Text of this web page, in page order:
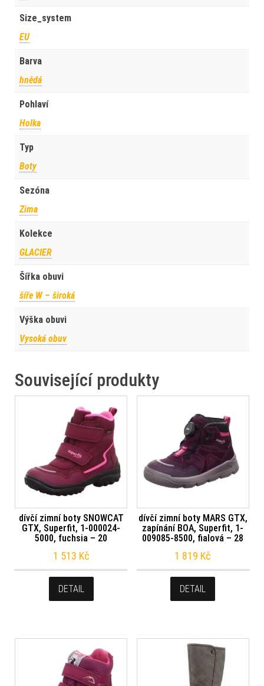
Size_system
EU
Barva
hnědá
Pohlaví
Holka
Typ
Boty
Sezóna
Zima
Kolekce
GLACIER
Šířka obuvi
šíře W – široká
Výška obuvi
Vysoká obuv
Související produkty
dívčí zimní boty SNOWCAT
GTX, Superfit, 1-000024-
5000, fuchsia – 20
1 513 Kč
DETAIL
dívčí zimní boty MARS GTX,
zapínání BOA, Superfit, 1-
009085-8500, fialová – 28
1 819 Kč
DETAIL